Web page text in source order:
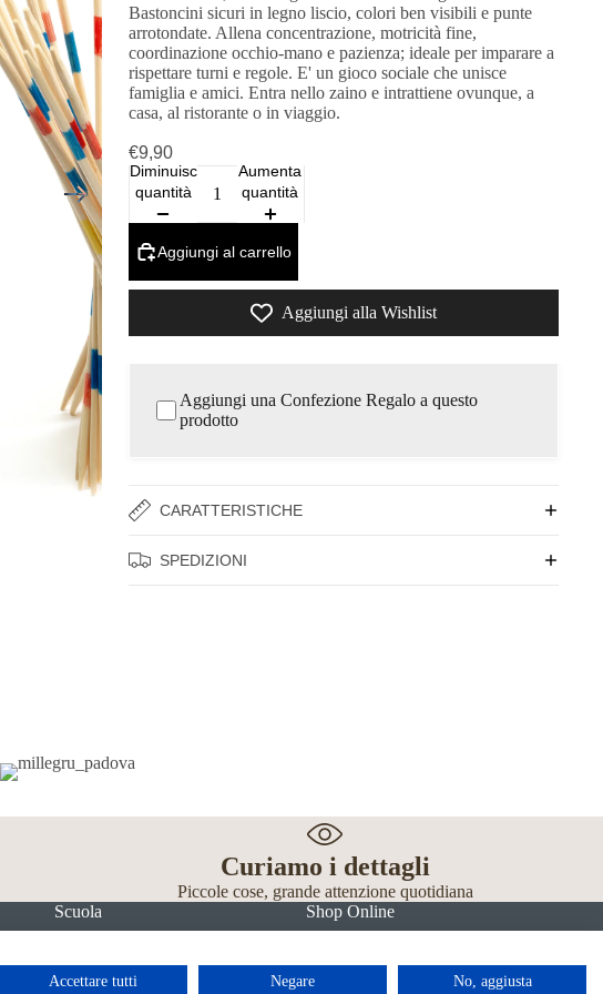
Bastoncini sicuri in legno liscio, colori ben visibili e punte
arrotondate. Allena concentrazione, motricità fine,
coordinazione occhio-mano e pazienza; ideale per imparare a
rispettare turni e regole. E' un gioco sociale che unisce
famiglia e amici. Entra nello zaino e intrattiene ovunque, a
casa, al ristorante o in viaggio.
€9,90
Diminuisci
quantità
Aumenta
quantità
Aggiungi al carrello
Aggiungi alla Wishlist
Aggiungi una Confezione Regalo a questo
prodotto
CARATTERISTICHE
SPEDIZIONI
Curiamo i dettagli
Piccole cose, grande attenzione quotidiana
Scuola Shop Online
Accettare tutti Negare No, aggiusta